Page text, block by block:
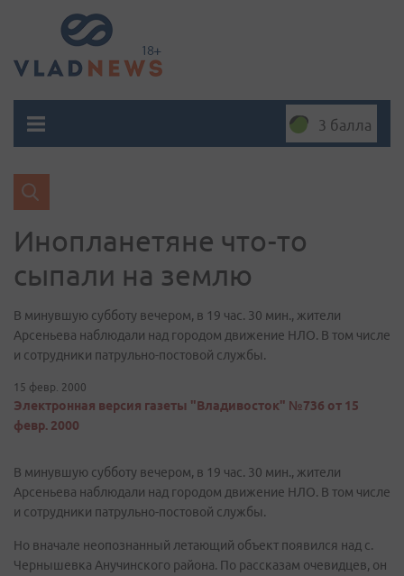
3 балла
Инопланетяне что-то
сыпали на землю
В минувшую субботу вечером, в 19 час. 30 мин., жители
Арсеньева наблюдали над городом движение НЛО. В том числе
и сотрудники патрульно-постовой службы.
15 февр. 2000
Электронная версия газеты "Владивосток" №736 от 15
февр. 2000
В минувшую субботу вечером, в 19 час. 30 мин., жители
Арсеньева наблюдали над городом движение НЛО. В том числе
и сотрудники патрульно-постовой службы.
Но вначале неопознанный летающий объект появился над с.
Чернышевка Анучинского района. По рассказам очевидцев, он